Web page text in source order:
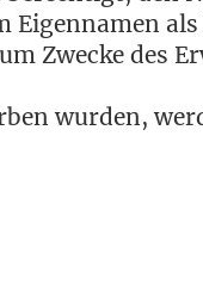
Eigen­na­men
Zwe­cke des
wur­den,